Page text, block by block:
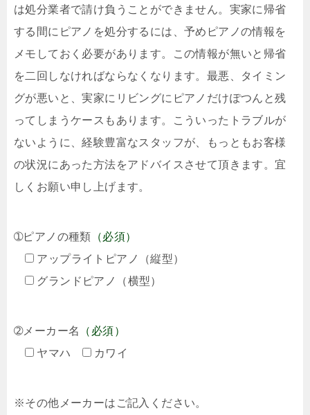
は処分業者で請け負うことができません。実家に帰省
する間にピアノを処分するには、予めピアノの情報を
メモしておく必要があります。この情報が無いと帰省
を二回しなければならなくなります。最悪、タイミン
グが悪いと、実家にリビングにピアノだけぽつんと残
ってしまうケースもあります。こういったトラブルが
ないように、経験豊富なスタッフが、もっともお客様
の状況にあった方法をアドバイスさせて頂きます。宜
しくお願い申し上げます。
➀ピアノの種類 （必須）
アップライトピアノ（縦型）
グランドピアノ（横型）
➁メーカー名
（必須）
ヤマハ
カワイ
※その他メーカーはご記入ください。